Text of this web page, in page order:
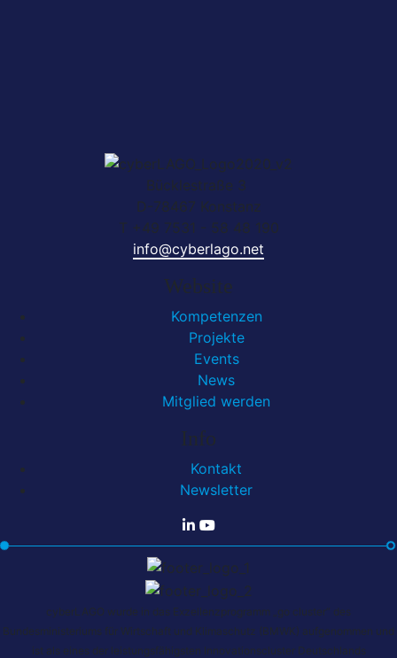
Bücklestraße 3
D-78467 Konstanz
T +49 7531 - 58 48 190
info@cyberlago.net
Website
Kompetenzen
Projekte
Events
News
Mitglied werden
Info
Kontakt
Newsletter
cyberLAGO wurde in das Exzellenzprogramm „go cluster“ des
Bundesministeriums für Wirtschaft und Klimaschutz (BMWK) aufgenommen und
ist als eines der leistungsfähigsten Innovationscluster Deutschlands